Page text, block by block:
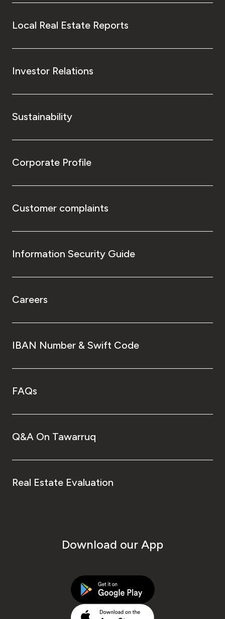
Local Real Estate Reports
Investor Relations
Sustainability
Corporate Profile
Customer complaints
Information Security Guide
Careers
IBAN Number & Swift Code
FAQs
Q&A On Tawarruq
Real Estate Evaluation
Download our App